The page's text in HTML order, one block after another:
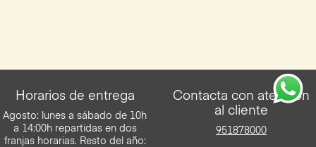
Horarios de entrega
Agosto: lunes a sábado de 10h
a 14:00h repartidas en dos
franjas horarias. Resto del año:
Contacta con atención
al cliente
951878000